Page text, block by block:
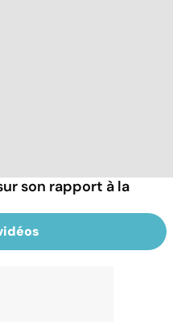
son rapport à la